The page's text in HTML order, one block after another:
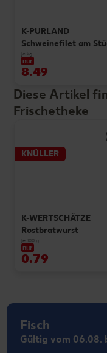
K-PURLAND
Schweinefilet am
je kg
nur
8.49
Diese Artikel
Frischetheke
KNÜLLER
K-WERTSCHÄTZE
Rostbratwurst
je 100 g
nur
0.79
Fisch
Gültig vom 06.08.